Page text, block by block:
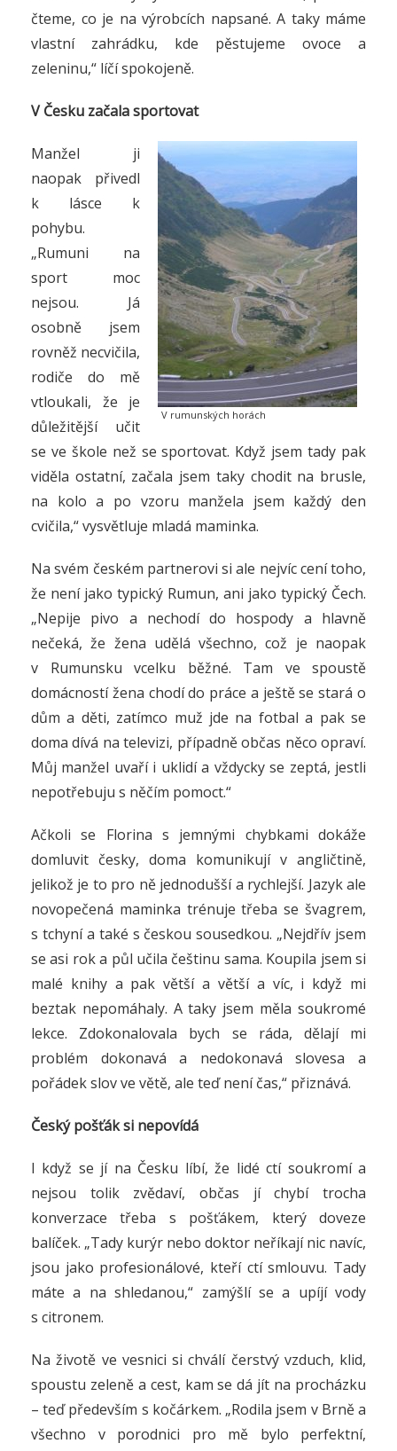
čteme, co je na výrobcích napsané. A taky máme
vlastní zahrádku, kde pěstujeme ovoce a
zeleninu,“ líčí spokojeně.
V Česku začala sportovat
V rumunských horách
Manžel ji
naopak přivedl
k lásce k
pohybu.
„Rumuni na
sport moc
nejsou. Já
osobně jsem
rovněž necvičila,
rodiče do mě
vtloukali, že je
důležitější učit
se ve škole než se sportovat. Když jsem tady pak
viděla ostatní, začala jsem taky chodit na brusle,
na kolo a po vzoru manžela jsem každý den
cvičila,“ vysvětluje mladá maminka.
Na svém českém partnerovi si ale nejvíc cení toho,
že není jako typický Rumun, ani jako typický Čech.
„Nepije pivo a nechodí do hospody a hlavně
nečeká, že žena udělá všechno, což je naopak
v Rumunsku vcelku běžné. Tam ve spoustě
domácností žena chodí do práce a ještě se stará o
dům a děti, zatímco muž jde na fotbal a pak se
doma dívá na televizi, případně občas něco opraví.
Můj manžel uvaří i uklidí a vždycky se zeptá, jestli
nepotřebuju s něčím pomoct.“
Ačkoli se Florina s jemnými chybkami dokáže
domluvit česky, doma komunikují v angličtině,
jelikož je to pro ně jednodušší a rychlejší. Jazyk ale
novopečená maminka trénuje třeba se švagrem,
s tchyní a také s českou sousedkou. „Nejdřív jsem
se asi rok a půl učila češtinu sama. Koupila jsem si
malé knihy a pak větší a větší a víc, i když mi
beztak nepomáhaly. A taky jsem měla soukromé
lekce. Zdokonalovala bych se ráda, dělají mi
problém dokonavá a nedokonavá slovesa a
pořádek slov ve větě, ale teď není čas,“ přiznává.
Český pošťák si nepovídá
I když se jí na Česku líbí, že lidé ctí soukromí a
nejsou tolik zvědaví, občas jí chybí trocha
konverzace třeba s pošťákem, který doveze
balíček. „Tady kurýr nebo doktor neříkají nic navíc,
jsou jako profesionálové, kteří ctí smlouvu. Tady
máte a na shledanou,“ zamýšlí se a upíjí vody
s citronem.
Na životě ve vesnici si chválí čerstvý vzduch, klid,
spoustu zeleně a cest, kam se dá jít na procházku
– teď především s kočárkem. „Rodila jsem v Brně a
všechno v porodnici pro mě bylo perfektní,